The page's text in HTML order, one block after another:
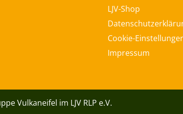
LJV-Shop
Cookie-
Impressum
Vulkaneifel im LJV RLP e.V.